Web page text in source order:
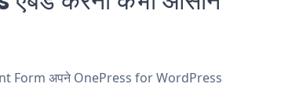
Form अपने OnePress for WordPress